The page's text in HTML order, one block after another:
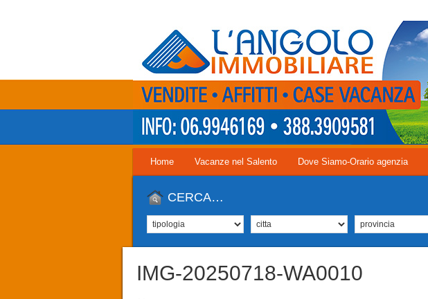
Home Vacanze nel Salento Dove Siamo-Orario agenzia
CERCA…
IMG-20250718-WA0010